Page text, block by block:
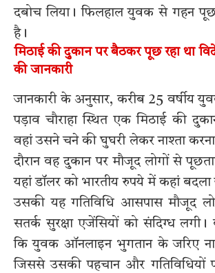
दबोच लिया। फिलहाल युवक से गहन
है।
मिठाई की दुकान पर बैठकर पूछ रहा था
की जानकारी
जानकारी के अनुसार, करीब 25 वर्षीय
पड़ाव चौराहा स्थित एक मिठाई की
वहां उसने चने की घुघरी लेकर नाश्ता
दौरान वह दुकान पर मौजूद लोगों से
यहां डॉलर को भारतीय रुपये में कहां
उसकी यह गतिविधि आसपास मौजूद
सतर्क सुरक्षा एजेंसियों को संदिग्ध लगी।
कि युवक ऑनलाइन भुगतान के जरिए
जिससे उसकी पहचान और